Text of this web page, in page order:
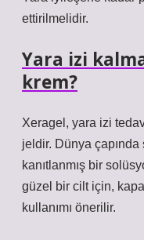
ettirilmelidir.
Yara izi
krem?
Xeragel, yara izi
jeldir. Dünya
kanıtlanmış bir
güzel bir cilt için,
kullanımı önerilir.